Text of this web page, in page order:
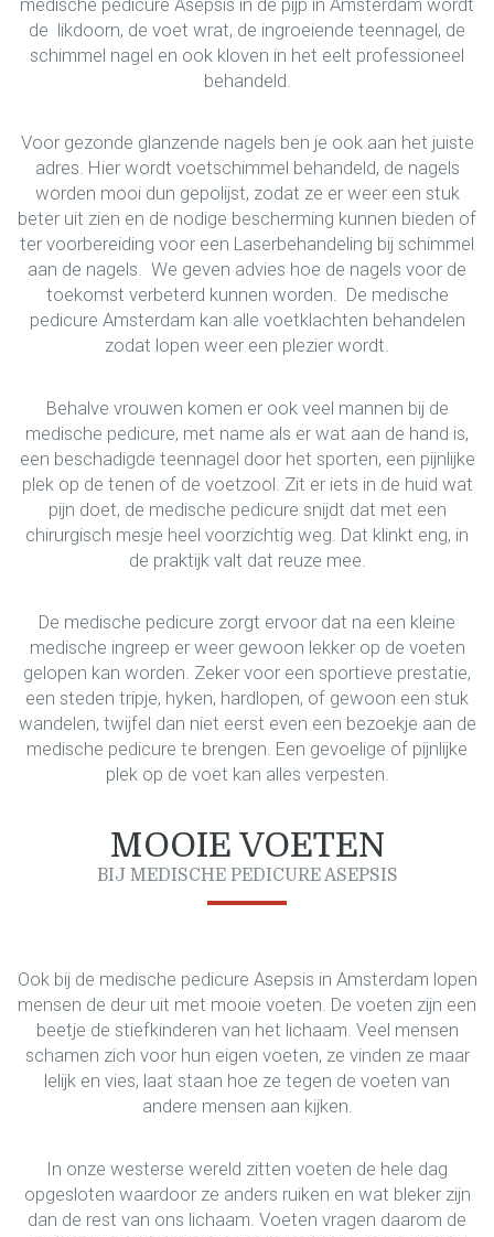
de likdoorn, de voet wrat, de ingroeiende teennagel, de
schimmel nagel en ook kloven in het eelt professioneel
behandeld.
Voor gezonde glanzende nagels ben je ook aan het juiste
adres. Hier wordt voetschimmel behandeld, de nagels
worden mooi dun gepolijst, zodat ze er weer een stuk
beter uit zien en de nodige bescherming kunnen bieden of
ter voorbereiding voor een Laserbehandeling bij schimmel
aan de nagels. We geven advies hoe de nagels voor de
toekomst verbeterd kunnen worden. De medische
pedicure Amsterdam kan alle voetklachten behandelen
zodat lopen weer een plezier wordt.
Behalve vrouwen komen er ook veel mannen bij de
medische pedicure, met name als er wat aan de hand is,
een beschadigde teennagel door het sporten, een pijnlijke
plek op de tenen of de voetzool. Zit er iets in de huid wat
pijn doet, de medische pedicure snijdt dat met een
chirurgisch mesje heel voorzichtig weg. Dat klinkt eng, in
de praktijk valt dat reuze mee.
De medische pedicure zorgt ervoor dat na een kleine
medische ingreep er weer gewoon lekker op de voeten
gelopen kan worden. Zeker voor een sportieve prestatie,
een steden tripje, hyken, hardlopen, of gewoon een stuk
wandelen, twijfel dan niet eerst even een bezoekje aan de
medische pedicure te brengen. Een gevoelige of pijnlijke
plek op de voet kan alles verpesten.
MOOIE VOETEN
BIJ MEDISCHE PEDICURE ASEPSIS
Ook bij de medische pedicure Asepsis in Amsterdam lopen
mensen de deur uit met mooie voeten. De voeten zijn een
beetje de stiefkinderen van het lichaam. Veel mensen
schamen zich voor hun eigen voeten, ze vinden ze maar
lelijk en vies, laat staan hoe ze tegen de voeten van
andere mensen aan kijken.
In onze westerse wereld zitten voeten de hele dag
opgesloten waardoor ze anders ruiken en wat bleker zijn
dan de rest van ons lichaam. Voeten vragen daarom de